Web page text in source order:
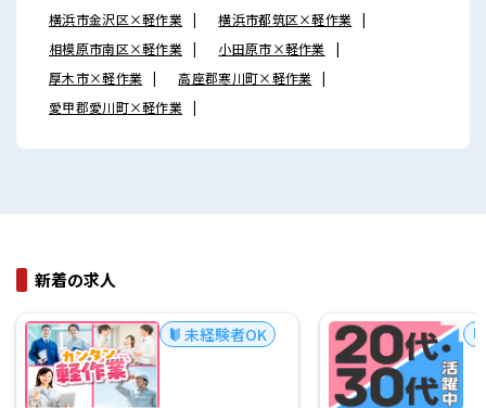
横浜市金沢区×軽作業
横浜市都筑区×軽作業
相模原市南区×軽作業
小田原市×軽作業
厚木市×軽作業
高座郡寒川町×軽作業
愛甲郡愛川町×軽作業
新着の求人
未経験者OK
《マニュアル完備》